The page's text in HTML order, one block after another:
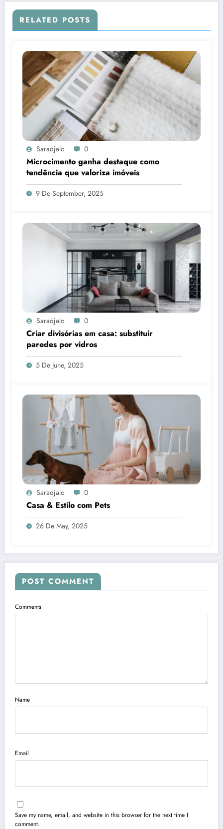
RELATED POSTS
Saradjalo 0
Microcimento ganha destaque como
tendência que valoriza imóveis
9 De September, 2025
Saradjalo 0
Criar divisórias em casa: substituir
paredes por vidros
5 De June, 2025
Saradjalo 0
Casa & Estilo com Pets
26 De May, 2025
POST COMMENT
Comments
Name
Email
Save my name, email, and website in this browser for the next time I
comment.